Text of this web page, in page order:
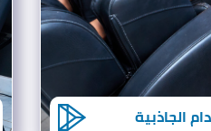
الجاذبية